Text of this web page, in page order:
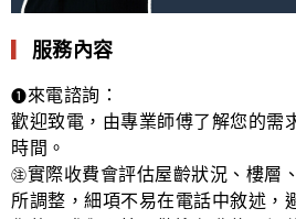
服務內容
❶來電諮詢：
歡迎致電，由專業師傅了解您的需
時間。
㊟實際收費會評估屋齡狀況、樓層
所調整，細項不易在電話中敘述，